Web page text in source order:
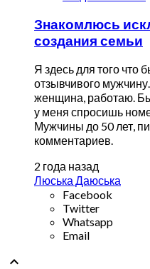
Знакомлюсь
создания семьи
Я здесь для того что
отзывчивого
женщина, работаю.
у меня спросишь
Мужчины до 50 лет,
комментариев.
2 года назад
Люська Даюська
Facebook
Twitter
Whatsapp
Email
